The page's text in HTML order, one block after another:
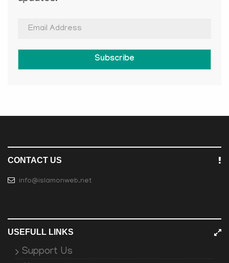
Subscribe
CONTACT US
info@islamonweb.net
USEFULL LINKS
Support Us